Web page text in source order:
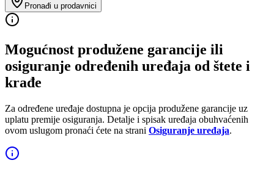
Pronađi u prodavnici
Mogućnost produžene garancije ili
osiguranje određenih uređaja od štete i
krađe
Za određene uređaje dostupna je opcija produžene garancije uz
uplatu premije osiguranja. Detalje i spisak uređaja obuhvaćenih
ovom uslugom pronaći ćete na strani Osiguranje uređaja.